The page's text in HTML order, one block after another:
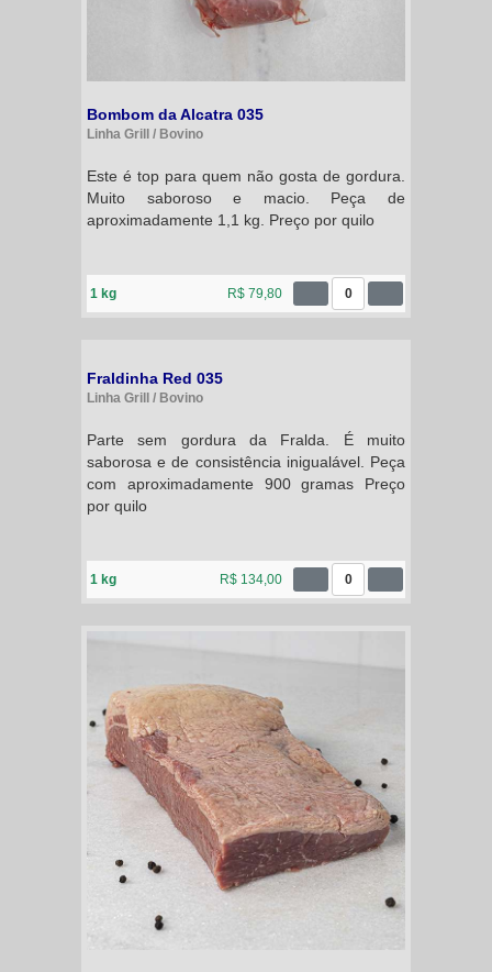
Bombom da Alcatra 035
Linha Grill / Bovino
Este é top para quem não gosta de gordura.
Muito saboroso e macio. Peça de
aproximadamente 1,1 kg. Preço por quilo
1 kg R$ 79,80 0
Fraldinha Red 035
Linha Grill / Bovino
Parte sem gordura da Fralda. É muito
saborosa e de consistência inigualável. Peça
com aproximadamente 900 gramas Preço
por quilo
1 kg R$ 134,00 0